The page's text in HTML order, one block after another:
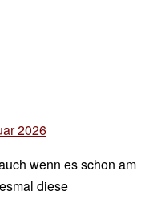
2026
chef
wenn es schon am
diese